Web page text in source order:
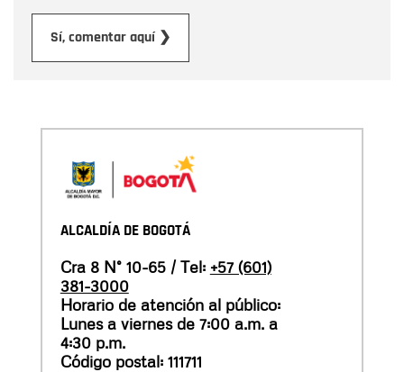
Sí, comentar aquí ❯
ALCALDÍA DE BOGOTÁ
Cra 8 N° 10-65 / Tel: +57 (601)
381-3000
Horario de atención al público:
Lunes a viernes de 7:00 a.m. a
4:30 p.m.
Código postal: 111711